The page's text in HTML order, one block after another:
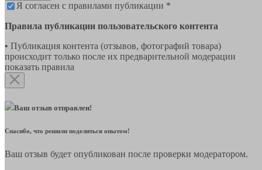
Я согласен с правилами публикации *
Правила публикации пользовательского контента
• Публикация контента (отзывов, фотографий товара)
происходит только после их предварительной модерации
показать правила
Ваш отзыв отправлен!
Спасибо, что решили поделиться опытом!
Ваш отзыв будет опубликован после проверки модератором.